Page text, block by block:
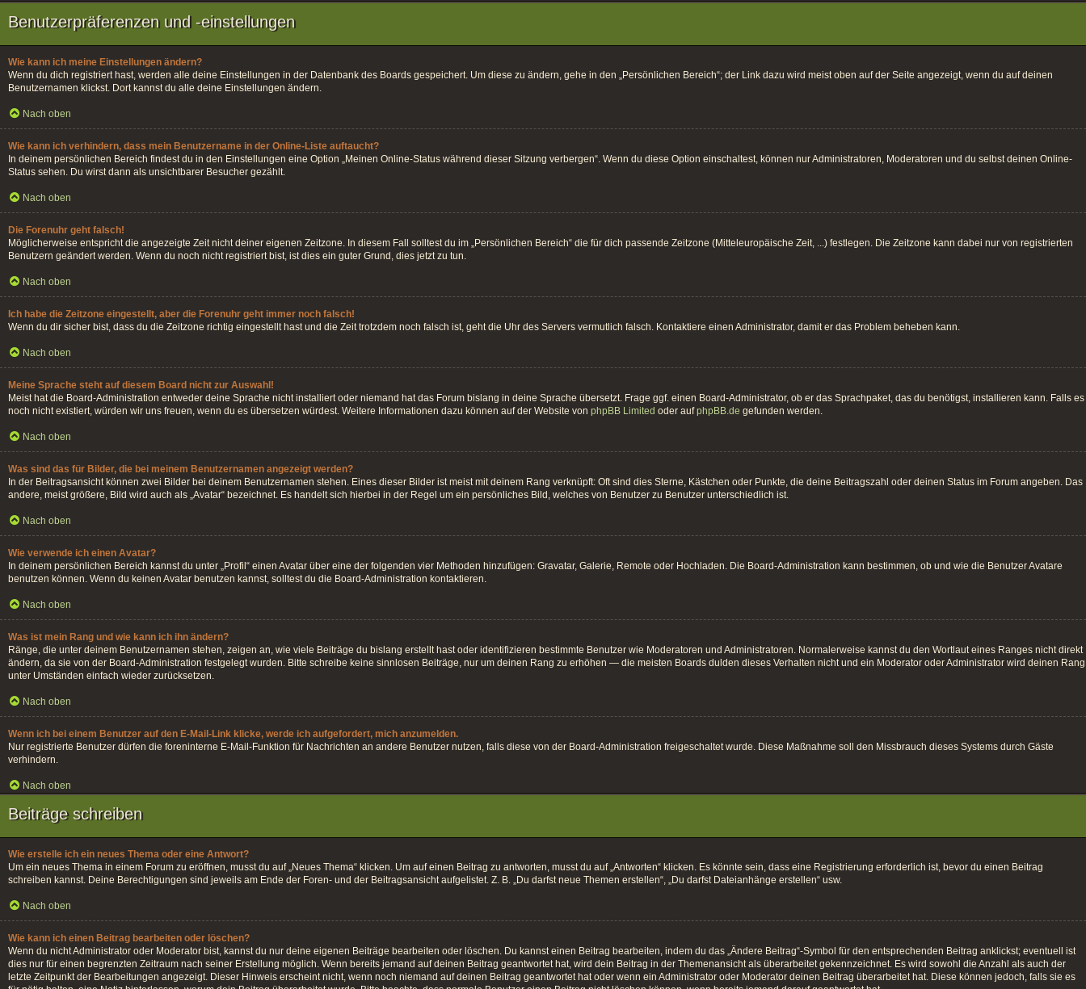
Benutzerpräferenzen und -einstellungen
Wie kann ich meine Einstellungen ändern?
Wenn du dich registriert hast, werden alle deine Einstellungen in der Datenbank des Boards gespeichert. Um diese zu ändern, gehe in den „Persönlichen Bereich“; der Link dazu wird meist oben auf der Seite angezeigt, wenn du auf deinen
Benutzernamen klickst. Dort kannst du alle deine Einstellungen ändern.
Nach oben
Wie kann ich verhindern, dass mein Benutzername in der Online-Liste auftaucht?
In deinem persönlichen Bereich findest du in den Einstellungen eine Option „Meinen Online-Status während dieser Sitzung verbergen“. Wenn du diese Option einschaltest, können nur Administratoren, Moderatoren und du selbst deinen Online-
Status sehen. Du wirst dann als unsichtbarer Besucher gezählt.
Nach oben
Die Forenuhr geht falsch!
Möglicherweise entspricht die angezeigte Zeit nicht deiner eigenen Zeitzone. In diesem Fall solltest du im „Persönlichen Bereich“ die für dich passende Zeitzone (Mitteleuropäische Zeit, ...) festlegen. Die Zeitzone kann dabei nur von registrierten
Benutzern geändert werden. Wenn du noch nicht registriert bist, ist dies ein guter Grund, dies jetzt zu tun.
Nach oben
Ich habe die Zeitzone eingestellt, aber die Forenuhr geht immer noch falsch!
Wenn du dir sicher bist, dass du die Zeitzone richtig eingestellt hast und die Zeit trotzdem noch falsch ist, geht die Uhr des Servers vermutlich falsch. Kontaktiere einen Administrator, damit er das Problem beheben kann.
Nach oben
Meine Sprache steht auf diesem Board nicht zur Auswahl!
Meist hat die Board-Administration entweder deine Sprache nicht installiert oder niemand hat das Forum bislang in deine Sprache übersetzt. Frage ggf. einen Board-Administrator, ob er das Sprachpaket, das du benötigst, installieren kann. Falls es
noch nicht existiert, würden wir uns freuen, wenn du es übersetzen würdest. Weitere Informationen dazu können auf der Website von phpBB Limited oder aufphpBB.de gefunden werden.
Nach oben
Was sind das für Bilder, die bei meinem Benutzernamen angezeigt werden?
In der Beitragsansicht können zwei Bilder bei deinem Benutzernamen stehen. Eines dieser Bilder ist meist mit deinem Rang verknüpft: Oft sind dies Sterne, Kästchen oder Punkte, die deine Beitragszahl oder deinen Status im Forum angeben. Das
andere, meist größere, Bild wird auch als „Avatar“ bezeichnet. Es handelt sich hierbei in der Regel um ein persönliches Bild, welches von Benutzer zu Benutzer unterschiedlich ist.
Nach oben
Wie verwende ich einen Avatar?
In deinem persönlichen Bereich kannst du unter „Profil“ einen Avatar über eine der folgenden vier Methoden hinzufügen: Gravatar, Galerie, Remote oder Hochladen. Die Board-Administration kann bestimmen, ob und wie die Benutzer Avatare
benutzen können. Wenn du keinen Avatar benutzen kannst, solltest du die Board-Administration kontaktieren.
Nach oben
Was ist mein Rang und wie kann ich ihn ändern?
Ränge, die unter deinem Benutzernamen stehen, zeigen an, wie viele Beiträge du bislang erstellt hast oder identifizieren bestimmte Benutzer wie Moderatoren und Administratoren. Normalerweise kannst du den Wortlaut eines Ranges nicht direkt
ändern, da sie von der Board-Administration festgelegt wurden. Bitte schreibe keine sinnlosen Beiträge, nur um deinen Rang zu erhöhen — die meisten Boards dulden dieses Verhalten nicht und ein Moderator oder Administrator wird deinen Rang
unter Umständen einfach wieder zurücksetzen.
Nach oben
Wenn ich bei einem Benutzer auf den E-Mail-Link klicke, werde ich aufgefordert, mich anzumelden.
Nur registrierte Benutzer dürfen die foreninterne E-Mail-Funktion für Nachrichten an andere Benutzer nutzen, falls diese von der Board-Administration freigeschaltet wurde. Diese Maßnahme soll den Missbrauch dieses Systems durch Gäste
verhindern.
Nach oben
Beiträge schreiben
Wie erstelle ich ein neues Thema oder eine Antwort?
Um ein neues Thema in einem Forum zu eröffnen, musst du auf „Neues Thema“ klicken. Um auf einen Beitrag zu antworten, musst du auf „Antworten“ klicken. Es könnte sein, dass eine Registrierung erforderlich ist, bevor du einen Beitrag
schreiben kannst. Deine Berechtigungen sind jeweils am Ende der Foren- und der Beitragsansicht aufgelistet. Z. B. „Du darfst neue Themen erstellen“, „Du darfst Dateianhänge erstellen“ usw.
Nach oben
Wie kann ich einen Beitrag bearbeiten oder löschen?
Wenn du nicht Administrator oder Moderator bist, kannst du nur deine eigenen Beiträge bearbeiten oder löschen. Du kannst einen Beitrag bearbeiten, indem du das „Ändere Beitrag“-Symbol für den entsprechenden Beitrag anklickst; eventuell ist
dies nur für einen begrenzten Zeitraum nach seiner Erstellung möglich. Wenn bereits jemand auf deinen Beitrag geantwortet hat, wird dein Beitrag in der Themenansicht als überarbeitet gekennzeichnet. Es wird sowohl die Anzahl als auch der
letzte Zeitpunkt der Bearbeitungen angezeigt. Dieser Hinweis erscheint nicht, wenn noch niemand auf deinen Beitrag geantwortet hat oder wenn ein Administrator oder Moderator deinen Beitrag überarbeitet hat. Diese können jedoch, falls sie es